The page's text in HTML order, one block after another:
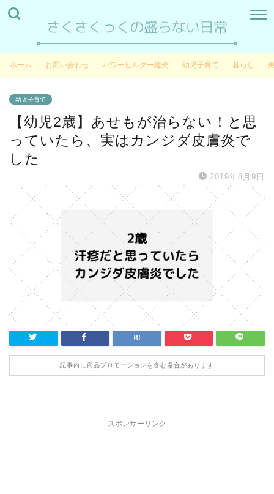
ホーム お問い合わせ パワービルダー建売 幼児子育て 暮らし
幼児子育て
【幼児2歳】あせもが治らない！と思
っていたら、実はカンジダ皮膚炎で
した
2019年8月9日
記事内に商品プロモーションを含む場合があります
スポンサーリンク